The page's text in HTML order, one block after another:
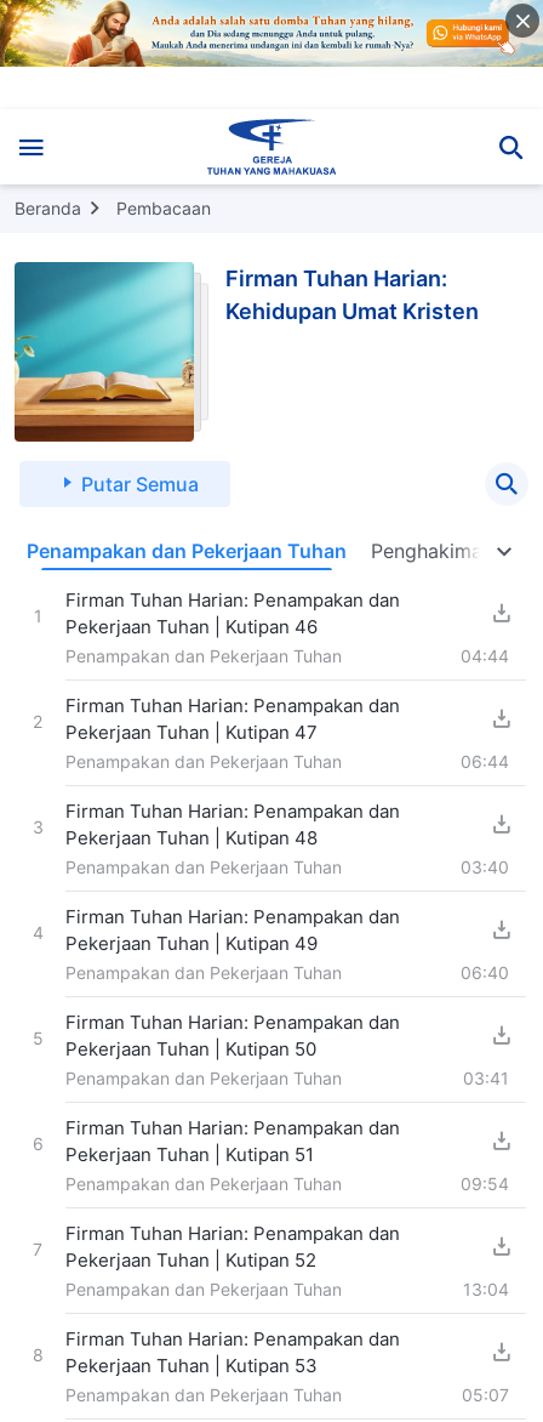
Beranda Pembacaan
Firman Tuhan Harian:
Kehidupan Umat Kristen
Putar Semua
Penampakan dan Pekerjaan Tuhan Penghakiman
1
Firman Tuhan Harian: Penampakan dan
Pekerjaan Tuhan | Kutipan 46
Penampakan dan Pekerjaan Tuhan 04:44
2
Firman Tuhan Harian: Penampakan dan
Pekerjaan Tuhan | Kutipan 47
Penampakan dan Pekerjaan Tuhan 06:44
3
Firman Tuhan Harian: Penampakan dan
Pekerjaan Tuhan | Kutipan 48
Penampakan dan Pekerjaan Tuhan 03:40
4
Firman Tuhan Harian: Penampakan dan
Pekerjaan Tuhan | Kutipan 49
Penampakan dan Pekerjaan Tuhan 06:40
5
Firman Tuhan Harian: Penampakan dan
Pekerjaan Tuhan | Kutipan 50
Penampakan dan Pekerjaan Tuhan 03:41
6
Firman Tuhan Harian: Penampakan dan
Pekerjaan Tuhan | Kutipan 51
Penampakan dan Pekerjaan Tuhan 09:54
7
Firman Tuhan Harian: Penampakan dan
Pekerjaan Tuhan | Kutipan 52
Penampakan dan Pekerjaan Tuhan 13:04
8
Firman Tuhan Harian: Penampakan dan
Pekerjaan Tuhan | Kutipan 53
Penampakan dan Pekerjaan Tuhan 05:07